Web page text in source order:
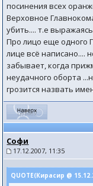
посинения всех
Верховное
убить.... т.е
Про лицо еще одного
лице всё написано....
забывает, когда
неудачного оборта
грозится назвать
Софи
17.12.2007, 11:35
QUOTE(Кирасир @